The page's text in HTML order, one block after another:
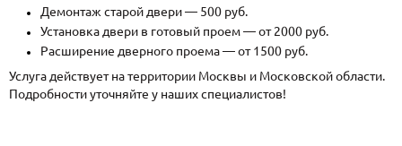
Демонтаж старой двери — 500 руб.
Установка двери в готовый проем — от 2000 руб.
Расширение дверного проема — от 1500 руб.
Услуга действует на территории Москвы и Московской области.
Подробности уточняйте у наших специалистов!